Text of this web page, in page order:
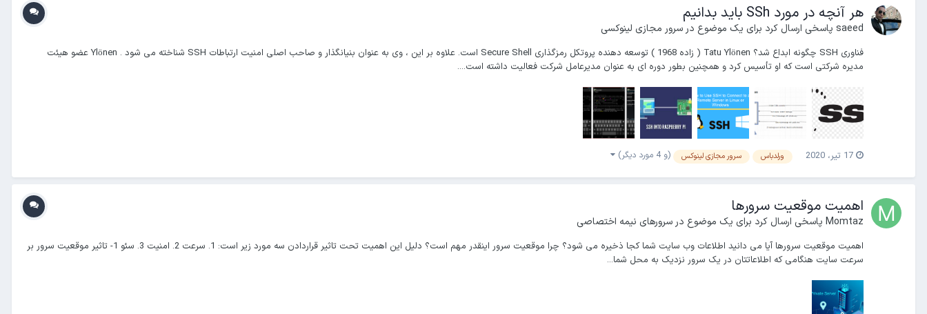
هر آنچه در مورد SSh باید بدانیم
saeed پاسخی ارسال کرد برای یک موضوع درسرور مجازی لینوکسی
فناوری SSH چگونه ابداع شد؟ Tatu Ylönen ( زاده 1968 ) توسعه دهنده پروتکل رمزگذاری Secure Shell است. علاوه بر این ، وی به عنوان بنیانگذار و صاحب اصلی امنیت ارتباطات SSH شناخته می شود . Ylönen عضو هیئت
مدیره شرکتی است که او تأسیس کرد و همچنین بطور دوره ای به عنوان مدیرعامل شرکت فعالیت داشته است....
17 تیر، 2020 ورلدباس سرور مجازی لینوکس (و 4 مورد دیگر)
اهمیت موقعیت سرورها
Momtaz پاسخی ارسال کرد برای یک موضوع در سرورهای نیمه اختصاصی
اهمیت موقعیت سرورها آیا می دانید اطلاعات وب سایت شما کجا ذخیره می شود؟ چرا موقعیت سرور اینقدر مهم است؟ دلیل این اهمیت تحت تاثیر قراردادن سه مورد زیر است: 1. سرعت 2. امنیت 3. سئو 1- تاثیر موقعیت سرور بر
سرعت سایت هنگامی که اطلاعاتتان در یک سرور نزدیک به محل شما...